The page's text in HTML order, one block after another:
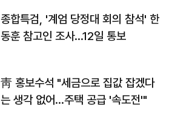
종합특검, '계엄 당정대 회의 참석' 한
동훈 참고인 조사...12일 통보
靑 홍보수석 "세금으로 집값 잡겠다
는 생각 없어…주택 공급 '속도전'"